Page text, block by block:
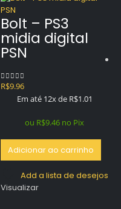
Bolt – PS3
midia digital
PSN
0out of 5
R$9.96
Em até 12x de R$1.01
ou R$9.46 no Pix
Adicionar ao carrinho
Add a lista de desejos
Visualizar